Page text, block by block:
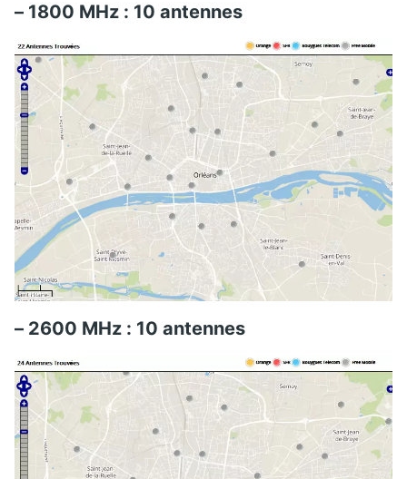
– 1800 MHz : 10 antennes
– 2600 MHz : 10 antennes